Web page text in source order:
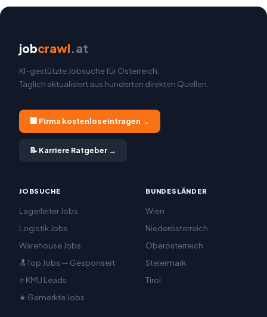
jobcrawl.at
KI-gestützte Jobsuche für Österreich.
Täglich aktualisiert aus hunderten direkten Quellen.
🏢 Firma kostenlos eintragen →
📝 Karriere Ratgeber →
JOBSUCHE
Lagerleiter Jobs
Logistik Jobs
Warehouse Jobs
🔝Top Jobs — Gesponsert
⭐ KMU Leads
★ Gemerkte Jobs
BUNDESLÄNDER
Wien
Niederösterreich
Oberösterreich
Steiermark
Tirol